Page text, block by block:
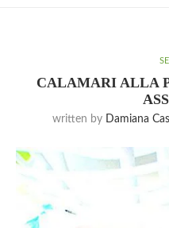
CALAMARI ALLA
written by Damiana